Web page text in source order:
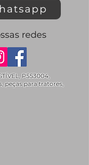
redes
P553004,
peças para tratores,